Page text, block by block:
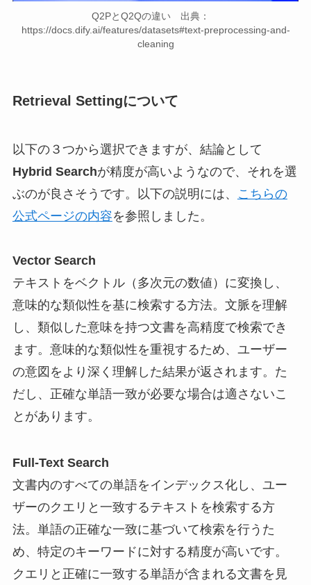
Q2PとQ2Qの違い 出典：
https://docs.dify.ai/features/datasets#text-preprocessing-and-
cleaning
Retrieval Settingについて
以下の３つから選択できますが、結論として
Hybrid Searchが精度が高いようなので、それを選
ぶのが良さそうです。以下の説明には、
こちらの
公式ページの内容を参照しました。
Vector Search
テキストをベクトル（多次元の数値）に変換し、
意味的な類似性を基に検索する方法。文脈を理解
し、類似した意味を持つ文書を高精度で検索でき
ます。意味的な類似性を重視するため、ユーザー
の意図をより深く理解した結果が返されます。た
だし、正確な単語一致が必要な場合は適さないこ
とがあります。
Full-Text Search
文書内のすべての単語をインデックス化し、ユー
ザーのクエリと一致するテキストを検索する方
法。単語の正確な一致に基づいて検索を行うた
め、特定のキーワードに対する精度が高いです。
クエリと正確に一致する単語が含まれる文書を見